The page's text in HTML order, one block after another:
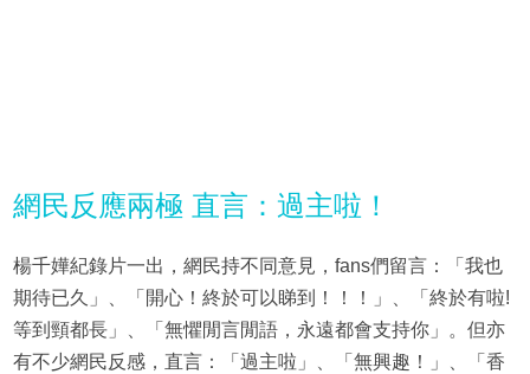
網民反應兩極 直言：過主啦！
楊千嬅紀錄片一出，網民持不同意見，fans們留言：「我也
期待已久」、「開心！終於可以睇到！！！」、「終於有啦!
等到頸都長」、「無懼閒言閒語，永遠都會支持你」。但亦
有不少網民反感，直言：「過主啦」、「無興趣！」、「香